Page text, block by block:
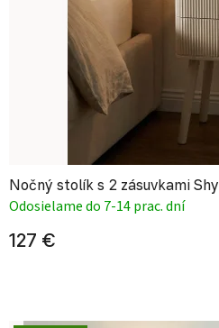
Nočný stolík s 2 zásuvkami Shy
Odosielame do 7-14 prac. dní
127 €